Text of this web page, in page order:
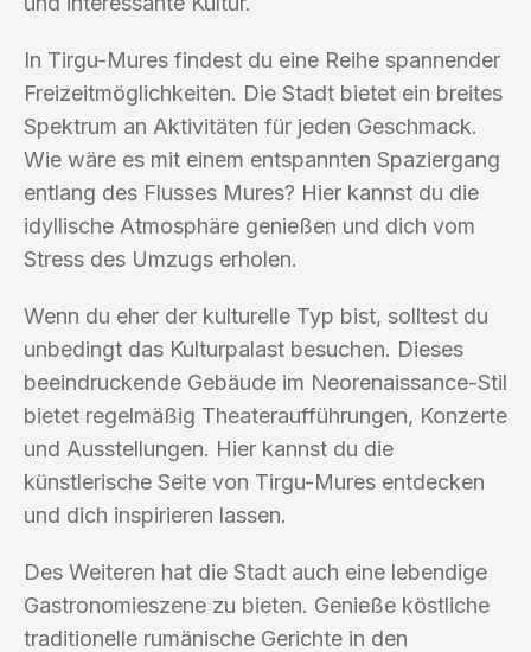
In Tirgu-Mures findest du eine Reihe spannender
Freizeitmöglichkeiten. Die Stadt bietet ein breites
Spektrum an Aktivitäten für jeden Geschmack.
Wie wäre es mit einem entspannten Spaziergang
entlang des Flusses Mures? Hier kannst du die
idyllische Atmosphäre genießen und dich vom
Stress des Umzugs erholen.
Wenn du eher der kulturelle Typ bist, solltest du
unbedingt das Kulturpalast besuchen. Dieses
beeindruckende Gebäude im Neorenaissance-Stil
bietet regelmäßig Theateraufführungen, Konzerte
und Ausstellungen. Hier kannst du die
künstlerische Seite von Tirgu-Mures entdecken
und dich inspirieren lassen.
Des Weiteren hat die Stadt auch eine lebendige
Gastronomieszene zu bieten. Genieße köstliche
traditionelle rumänische Gerichte in den